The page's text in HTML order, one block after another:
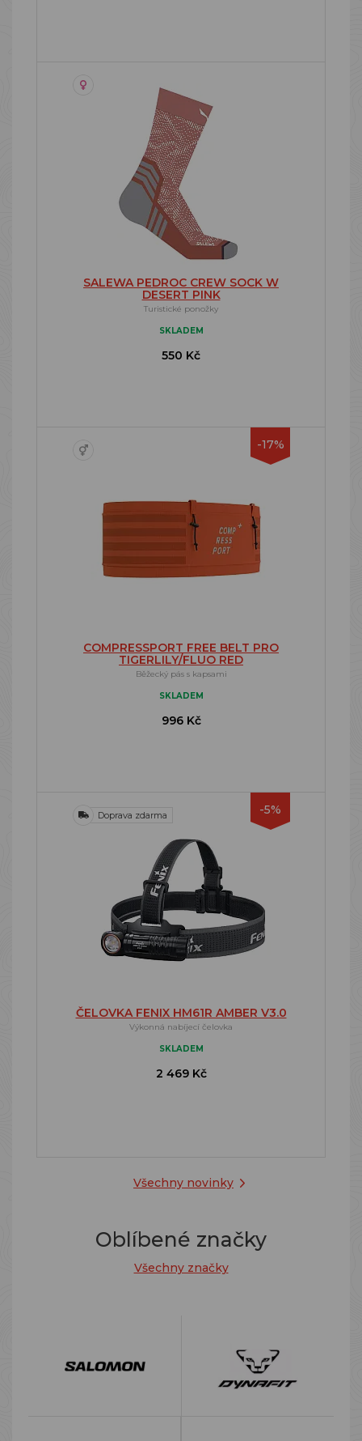
Všechny novinky
SALEWA PEDROC CREW SOCK W
DESERT PINK
Turistické ponožky
SKLADEM
550 Kč
-17%
COMPRESSPORT FREE BELT PRO
TIGERLILY/FLUO RED
Běžecký pás s kapsami
SKLADEM
996 Kč
-5%
Doprava zdarma
ČELOVKA FENIX HM61R AMBER V3.0
Výkonná nabíjecí čelovka
SKLADEM
2 469 Kč
Oblíbené značky
Všechny značky